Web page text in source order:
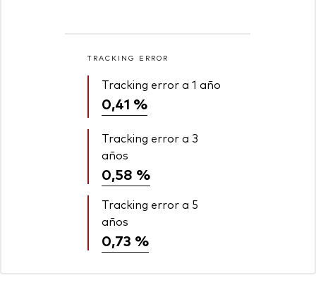
TRACKING ERROR
Tracking error a 1 año
0,41 %
Tracking error a 3
años
0,58 %
Tracking error a 5
años
0,73 %